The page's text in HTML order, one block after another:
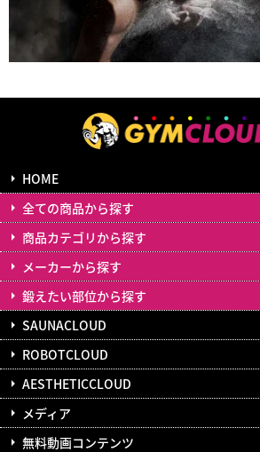
HOME
全ての商品から探す
商品カテゴリから探す
メーカーから探す
鍛えたい部位から探す
SAUNACLOUD
ROBOTCLOUD
AESTHETICCLOUD
メディア
無料動画コンテンツ